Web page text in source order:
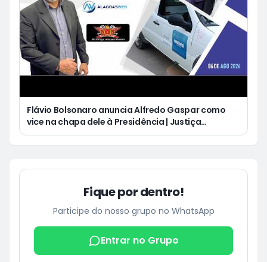
Flávio Bolsonaro anuncia Alfredo Gaspar como
vice na chapa dele à Presidência | Justiça
condena Equatorial a pagar R$ 3 mil a cliente que
Fique por dentro!
Participe do nosso grupo no WhatsApp
Entrar no Grupo